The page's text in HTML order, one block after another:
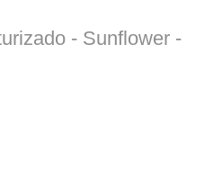
- Sunflower -